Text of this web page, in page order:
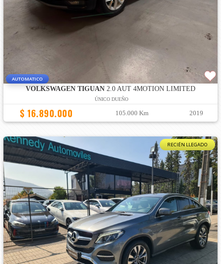
AUTOMATICO
VOLKSWAGEN TIGUAN2.0 AUT 4MOTION LIMITED
ÚNICO DUEÑO
$ 16.890.000 105.000 Km 2019
RECIÉN LLEGADO